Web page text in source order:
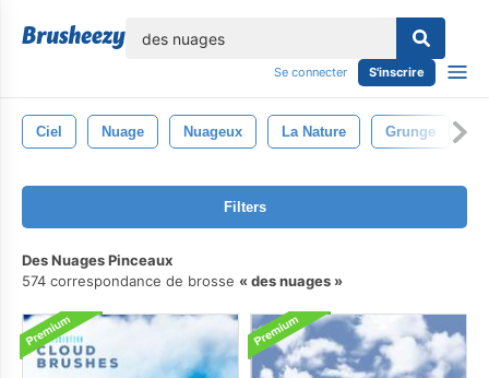
Se connecter S'inscrire
Ciel Nuage Nuageux La Nature Grunge
Filters
Des Nuages Pinceaux
574 correspondance de brosse
des nuages